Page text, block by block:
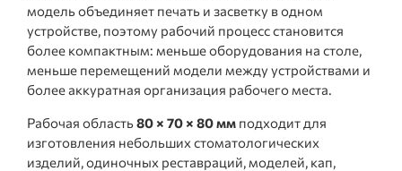
модель объединяет печать и засветку в одном
устройстве, поэтому рабочий процесс становится
более компактным: меньше оборудования на столе,
меньше перемещений модели между устройствами и
более аккуратная организация рабочего места.
Рабочая область80 × 70 × 80 мм подходит для
изготовления небольших стоматологических
изделий, одиночных реставраций, моделей, кап,